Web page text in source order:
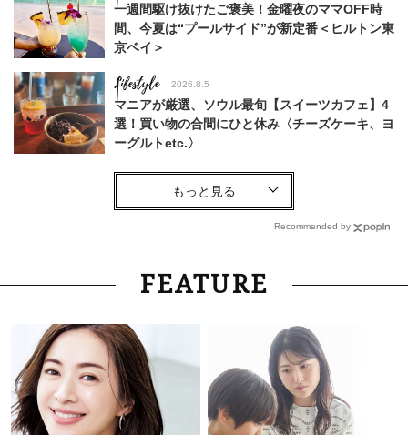
一週間駆け抜けたご褒美！金曜夜のママOFF時
間、今夏は“プールサイド”が新定番＜ヒルトン東
京ベイ＞
Lifestyle 2026.8.5
マニアが厳選、ソウル最旬【スイーツカフェ】4
選！買い物の合間にひと休み〈チーズケーキ、ヨ
ーグルトetc.〉
Beauty
石井美穂さんおすすめ！40代の「お疲れ顔を救
う」美容パックは？翌朝の肌に自信がもてる
Beauty 2026.7.28
「夕方から目力が落ちる…」40代へ！石井美穂
Beauty
40代は洗顔選びから！石井美穂さんの「夏枯れ
肌対策」全部見せ【ハリケア・美白etc.】
Recommended by
FEATURE